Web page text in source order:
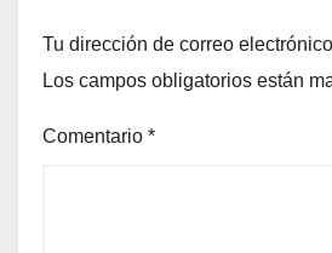
Tu dirección de correo
Los campos obligatorios están
Comentario *